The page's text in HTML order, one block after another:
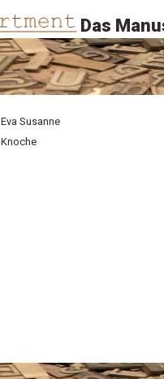
Das
Eva Susanne
Knoche